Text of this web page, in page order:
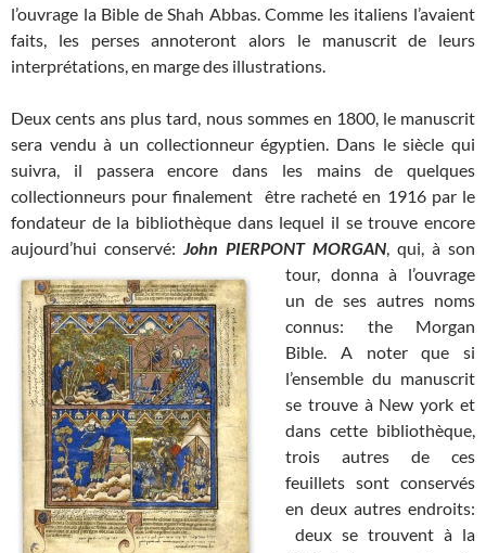
l’ouvrage la Bible de Shah Abbas. Comme les italiens l’avaient
faits, les perses annoteront alors le manuscrit de leurs
interprétations, en marge des illustrations.
Deux cents ans plus tard, nous sommes en 1800, le manuscrit
sera vendu à un collectionneur égyptien. Dans le siècle qui
suivra, il passera encore dans les mains de quelques
collectionneurs pour finalement être racheté en 1916 par le
fondateur de la bibliothèque dans lequel il se trouve encore
aujourd’hui conservé: John PIERPONT MORGAN, qui, à son
tour, donna à l’ouvrage
un de ses autres noms
connus: the Morgan
Bible. A noter que si
l’ensemble du manuscrit
se trouve à New york et
dans cette bibliothèque,
trois autres de ces
feuillets sont conservés
en deux autres endroits:
deux se trouvent à la